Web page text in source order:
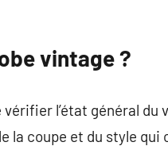
vintage ?
l’état général du
coupe et du style qui